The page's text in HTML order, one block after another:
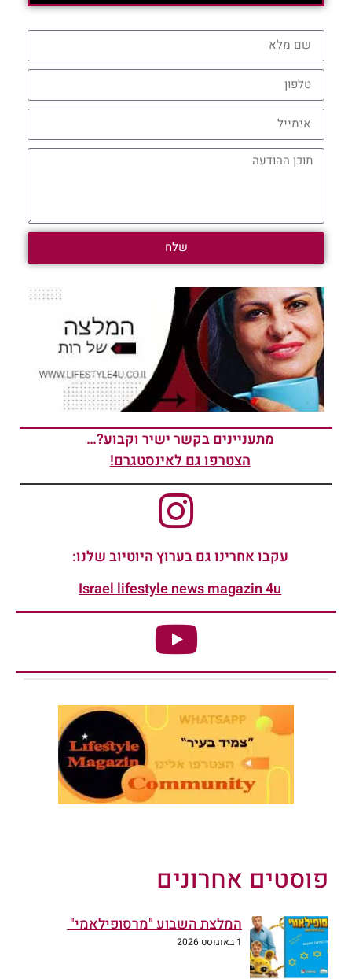
שלח
מתעניינים בקשר ישיר וקבוע?…
הצטרפו גם לאינסטגרם!
עקבו אחרינו גם בערוץ היוטיוב שלנו:
Israel lifestyle news magazin 4u
פוסטים אחרונים
המלצת השבוע "מרסופילאמי"
1 באוגוסט 2026